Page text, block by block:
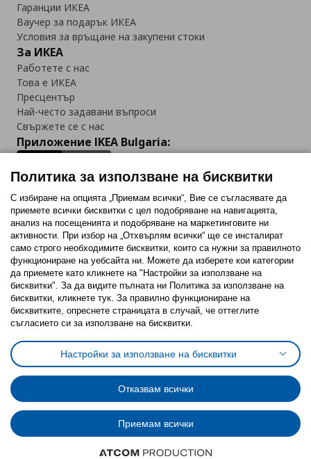
Гаранции ИКЕА
Ваучер за подарък ИКЕА
Условия за връщане на закупени стоки
За ИКЕА
Работете с нас
Това е ИКЕА
Пресцентър
Най-често задавани въпроси
Свържете се с нас
Приложение IKEA Bulgaria:
Последвайте ни:
FacebookTwitterYoutubePinterestInstagram
Политика за използване на бисквитки (Cookies)
Избор на настройки за използване на бисквитки
Условия за ползване на ikea.bgОбща политика за личните данни
Политика за защита на личните данни на ikea.bg
Общи условия на програма IKEA Family
Политика за защита на лични данни на програма IKEA Family
© Inter-IKEA Systems B.V. 1999 - 2025
Политика за използване на бисквитки
С избиране на опцията „Приемам всички“, Вие се съгласявате да
приемете всички бисквитки с цел подобряване на навигацията,
анализ на посещенията и подобряване на маркетинговите ни
активности. При избор на „Отхвърлям всички“ ще се инсталират
само строго необходимитe бисквитки, които са нужни за правилното
функциониране на уебсайта ни. Можете да изберете кои категории
да приемете като кликнете на "Настройки за използване на
бисквитки". За да видите пълната ни Политика за използване на
бисквитки, кликнете тук. За правилно функциониране на
бисквитките, опреснете страницата в случай, че оттеглите
съгласието си за използване на бисквитки.
Настройки за използване на бисквитки
Отказвам всички
Приемам всички